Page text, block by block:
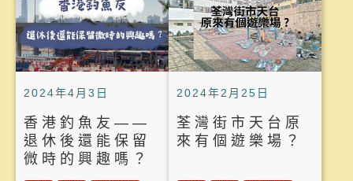
2024年4月3日
香港釣魚友——
退休後還能保留
微時的興趣嗎？
2024年2月25日
荃灣街市天台原
來有個遊樂場？